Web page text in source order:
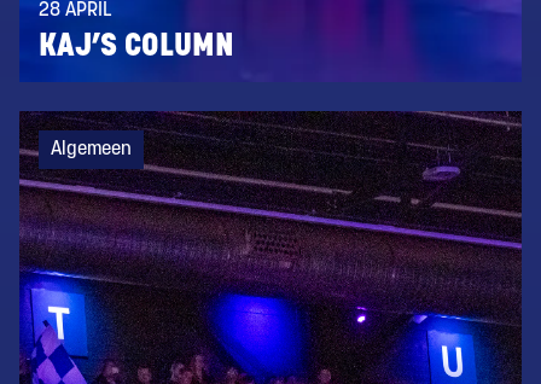
28 APRIL
KAJ’S COLUMN
Algemeen